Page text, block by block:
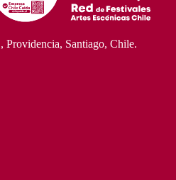
Providencia, Santiago, Chile.